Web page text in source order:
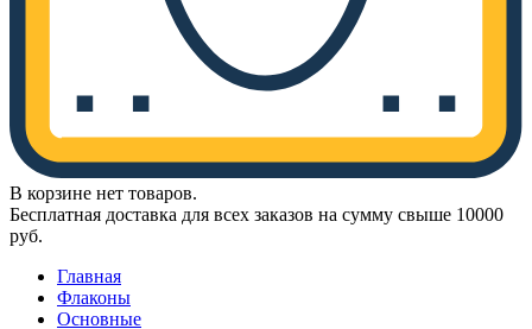
В корзине нет товаров.
Бесплатная доставка для всех заказов на сумму свыше 10000
руб.
Главная
Флаконы
Основные